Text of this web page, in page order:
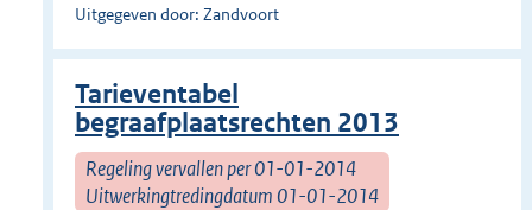
Uitgegeven door: Zandvoort
Tarieventabel
begraafplaatsrechten 2013
Regeling vervallen per 01-01-2014
Uitwerkingtredingdatum 01-01-2014